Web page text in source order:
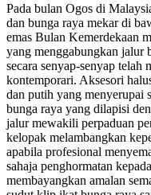
Pada bulan Ogos di
dan bunga raya mekar di
emas Bulan Kemerdekaan
yang menggabungkan jalur
secara senyap-senyap
kontemporari. Aksesori
dan putih yang menyerupai
bunga raya yang dilapisi
jalur mewakili perpaduan
kelopak melambangkan
apabila profesional
sahaja penghormatan
membayangkan amalan